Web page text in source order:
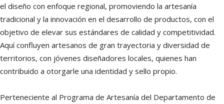
el diseño con enfoque regional, promoviendo la artesanía
tradicional y la innovación en el desarrollo de productos, con el
objetivo de elevar sus estándares de calidad y competitividad.
Aquí confluyen artesanos de gran trayectoria y diversidad de
territorios, con jóvenes diseñadores locales, quienes han
contribuido a otorgarle una identidad y sello propio.
Perteneciente al Programa de Artesanía del Departamento de